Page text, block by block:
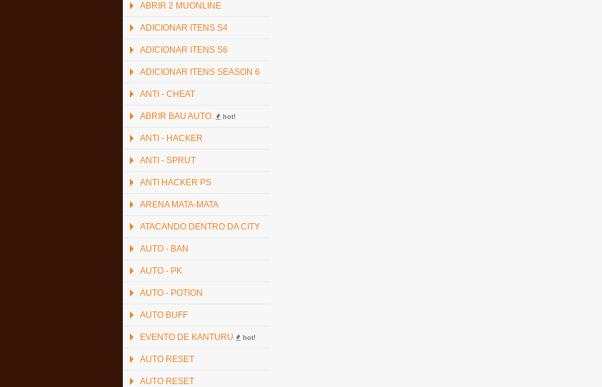
ABRIR 2 MUONLINE
ADICIONAR ITENS S4
ADICIONAR ITENS S6
ADICIONAR ITENS SEASON 6
ANTI - CHEAT
ABRIR BAU AUTO. hot!
ANTI - HACKER
ANTI - SPRUT
ANTI HACKER PS
ARENA MATA-MATA
ATACANDO DENTRO DA CITY
AUTO - BAN
AUTO - PK
AUTO - POTION
AUTO BUFF
EVENTO DE KANTURU hot!
AUTO RESET
AUTO RESET